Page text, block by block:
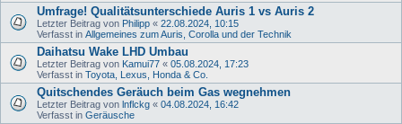
Umfrage! Qualitätsunterschiede Auris 1 vs Auris 2
Letzter Beitrag von Philipp « 22.08.2024, 10:15
Verfasst in Allgemeines zum Auris, Corolla und der Technik
Daihatsu Wake LHD Umbau
Letzter Beitrag von Kamui77 « 05.08.2024, 17:23
Verfasst in Toyota, Lexus, Honda & Co.
Quitschendes Geräuch beim Gas wegnehmen
Letzter Beitrag von lnflckg « 04.08.2024, 16:42
Verfasst in Geräusche